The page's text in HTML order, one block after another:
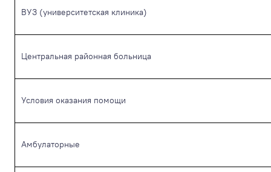
ВУЗ (университетская клиника)
Центральная районная больница
Условия оказания помощи
Амбулаторные